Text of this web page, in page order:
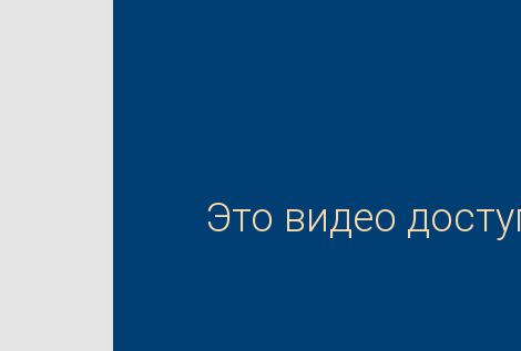
Это видео